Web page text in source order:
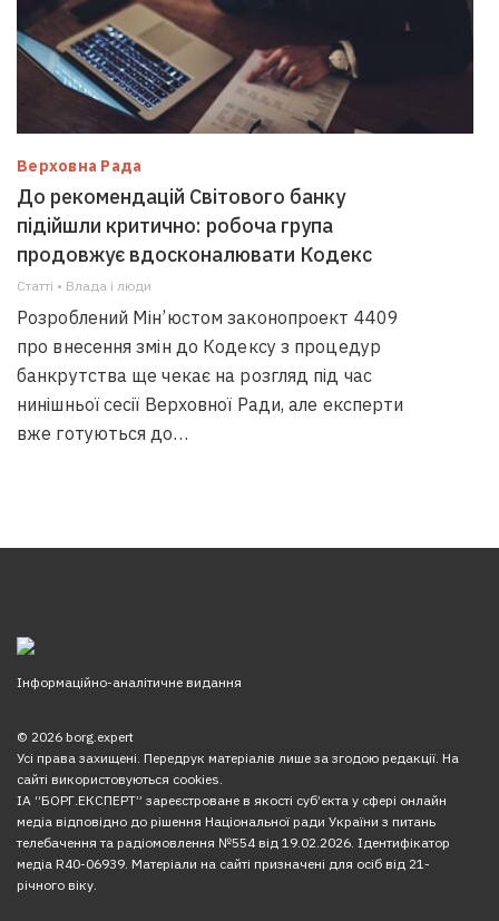
Верховна Рада
До рекомендацій Світового банку
підійшли критично: робоча група
продовжує вдосконалювати Кодекс
Статті • Влада i люди
Розроблений Мін’юстом законопроект 4409
про внесення змін до Кодексу з процедур
банкрутства ще чекає на розгляд під час
нинішньої сесії Верховної Ради, але експерти
вже готуються до…
Інформаційно-аналітичне видання
© 2026 borg.expert
Усі права захищені. Передрук матеріалів лише за згодою редакції. На
сайті використовуються cookies.
ІА “БОРГ.ЕКСПЕРТ” зареєстроване в якості суб’єкта у сфері онлайн
медіа відповідно до рішення Національної ради України з питань
телебачення та радіомовлення №554 від 19.02.2026. Ідентифікатор
медіа R40-06939. Матеріали на сайті призначені для осіб від 21-
річного віку.